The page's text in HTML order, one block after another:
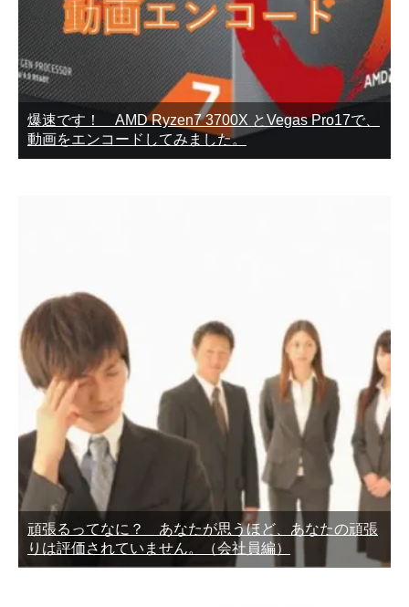
爆速です！ AMD Ryzen7 3700X とVegas Pro17で、
動画をエンコードしてみました。
頑張るってなに？ あなたが思うほど、あなたの頑張
りは評価されていません。（会社員編）